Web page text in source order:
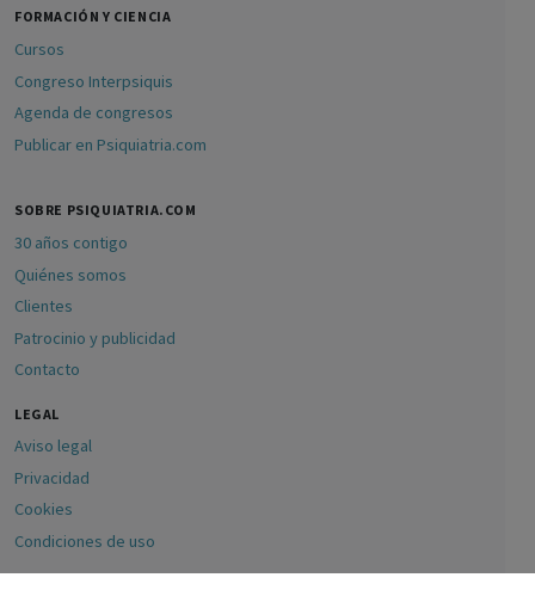
FORMACIÓN Y CIENCIA
Cursos
Congreso Interpsiquis
Agenda de congresos
Publicar en Psiquiatria.com
SOBRE PSIQUIATRIA.COM
30 años contigo
Quiénes somos
Clientes
Patrocinio y publicidad
Contacto
LEGAL
Aviso legal
Privacidad
Cookies
Condiciones de uso